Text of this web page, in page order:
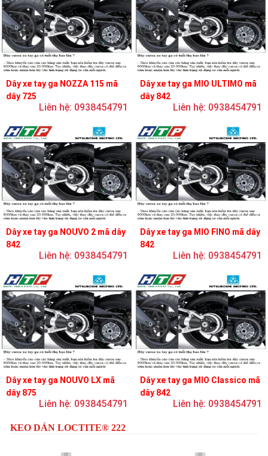
Dây xe tay ga NOZZA 115 mã
dây 725
Liên hệ: 0938454791
Dây xe tay ga MIO ULTIMO mã
dây 842
Liên hệ: 0938454791
Dây xe tay ga NOUVO 2 mã dây
842
Liên hệ: 0938454791
Dây xe tay ga MIO FINO mã dây
842
Liên hệ: 0938454791
Dây xe tay ga NOUVO LX mã
dây 875
Liên hệ: 0938454791
Dây xe tay ga MIO Classico mã
dây 842
Liên hệ: 0938454791
KEO DÁN LOCTITE® 222